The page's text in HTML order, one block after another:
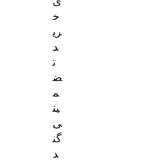
خ
ری
د
ت
ض
م
ین
ی
گن
د